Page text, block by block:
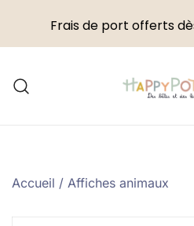
content
Accueil / Affiches animaux
Frais de port offerts